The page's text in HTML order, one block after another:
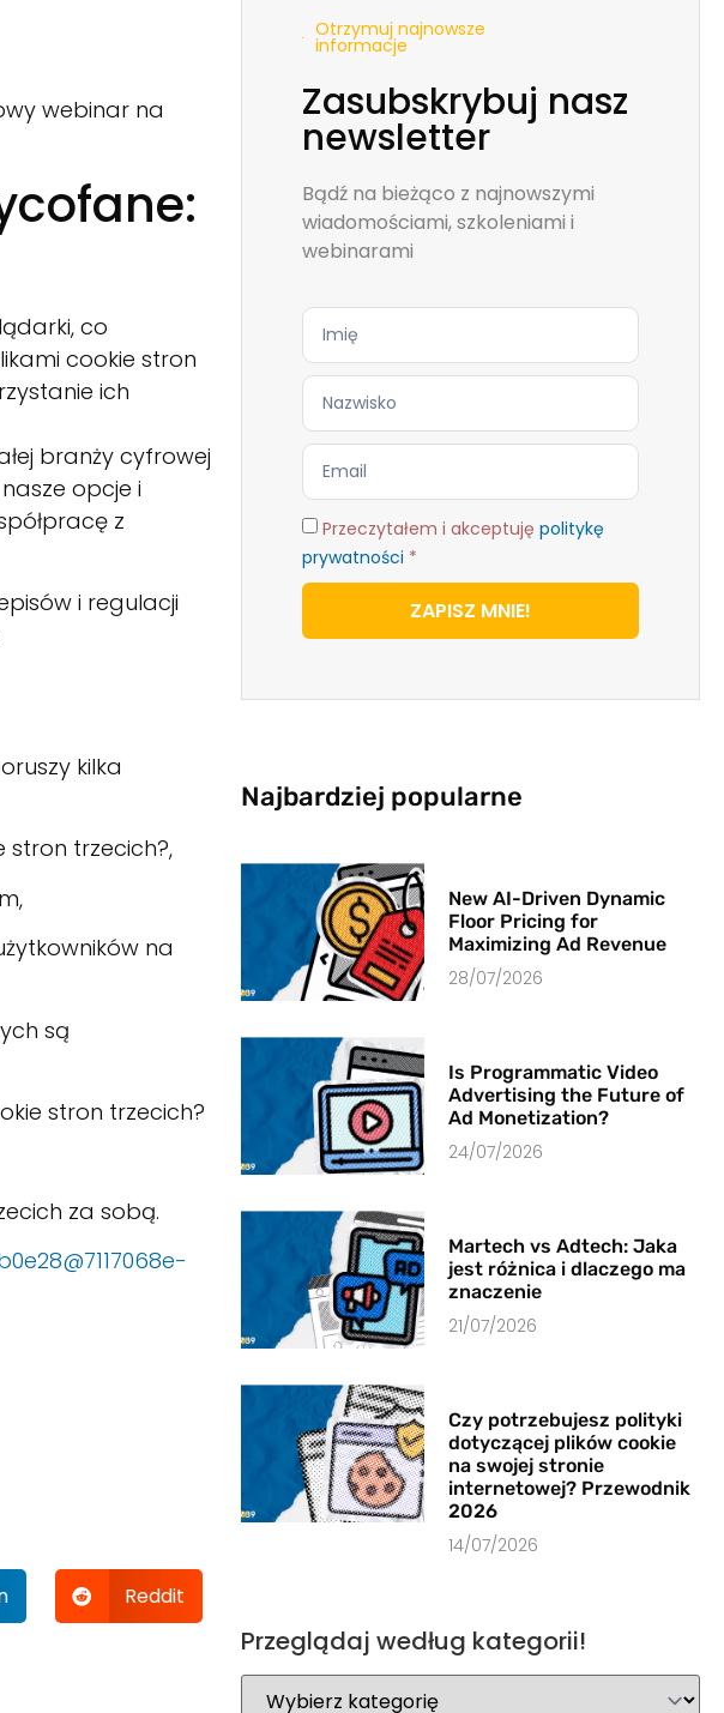
webinar na
co
cookie stron
ich
branży cyfrowej
opcje i
z
i regulacji
kilka
stron trzecich?,
na
są
stron trzecich?
za sobą.
Reddit
Otrzymuj najnowsze
informacje
Zasubskrybuj nasz
newsletter
Bądź na bieżąco z najnowszymi
wiadomościami, szkoleniami i
webinarami
Przeczytałem i akceptuję politykę
prywatności *
ZAPISZ MNIE!
Najbardziej popularne
New AI-Driven Dynamic
Floor Pricing for
Maximizing Ad Revenue
28/07/2026
Is Programmatic Video
Advertising the Future of
Ad Monetization?
24/07/2026
Martech vs Adtech: Jaka
jest różnica i dlaczego ma
znaczenie
21/07/2026
Czy potrzebujesz polityki
dotyczącej plików cookie
na swojej stronie
internetowej? Przewodnik
2026
14/07/2026
Przeglądaj według kategorii!